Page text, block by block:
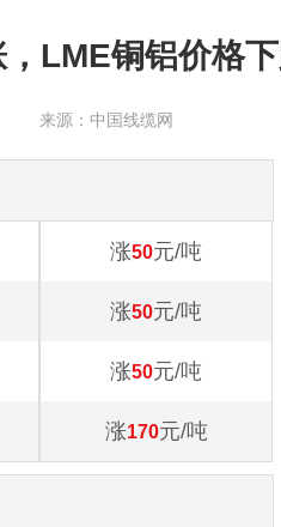
LME铜铝价格
来源：中国线缆网
涨50元/吨
涨50元/吨
涨50元/吨
涨170元/吨